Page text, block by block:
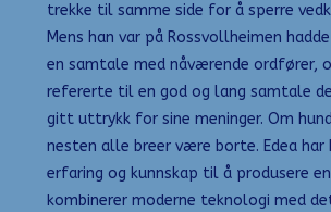
trekke til samme side for å sperre
Mens han var på Rossvollheimen
en samtale med nåværende ordfører,
refererte til en god og lang samtale
gitt uttrykk for sine meninger. Om
nesten alle breer være borte. Edea har
erfaring og kunnskap til å produsere
kombinerer moderne teknologi med